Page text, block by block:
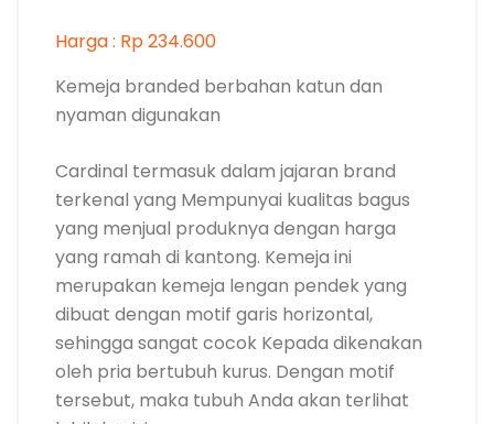
sehingga sangat cocok Kepada dikenakan
tersebut, maka tubuh Anda akan terlihat
lebih berisi.
Corak dari kemeja ini abu-abu dengan
sedikit Corak biru pada pola garis
horizontalnya. Dengan Corak tersebut,
maka kemeja ini sangat cocok bagi Anda
yang berkulit kuning langsat.
Bahan yang digunakan 100% katun, sehingga
terasa nyaman ketika dikenakan. Terdapat
variasi saku disebelah kiri kemeja yang